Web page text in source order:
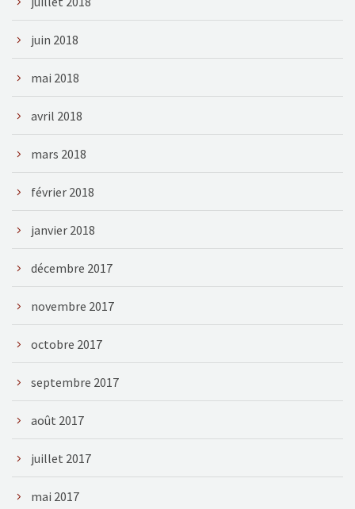
juin 2018
mai 2018
avril 2018
mars 2018
février 2018
janvier 2018
décembre 2017
novembre 2017
octobre 2017
septembre 2017
août 2017
juillet 2017
mai 2017